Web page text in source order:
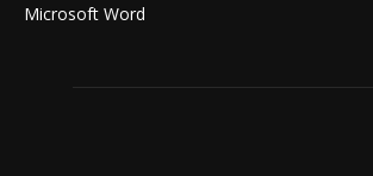
Microsoft Word